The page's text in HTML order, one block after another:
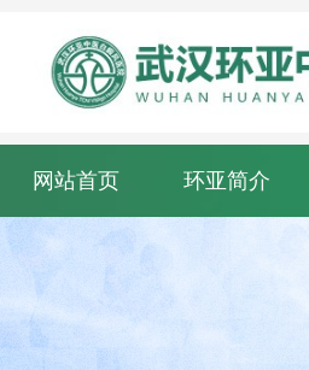
网站首页 环亚简介